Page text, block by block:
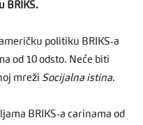
BRIKS.
politiku BRIKS-a
od 10 odsto. Neće biti
mreži Socijalna istina.
BRIKS-a carinama od